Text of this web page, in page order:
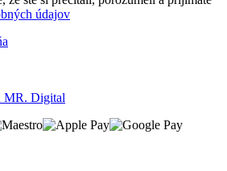
údajov
MR. Digital